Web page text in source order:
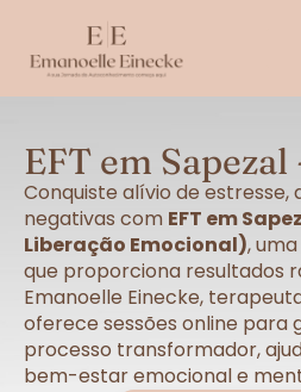
EFT em
Conquiste alívio de estresse,
negativas com EFT em
Liberação Emocional),
que proporciona resultados
Emanoelle Einecke,
oferece sessões online para
processo transformador,
bem-estar emocional e